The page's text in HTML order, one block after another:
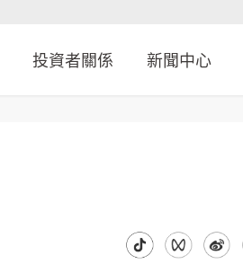
投資者關係 新聞中心